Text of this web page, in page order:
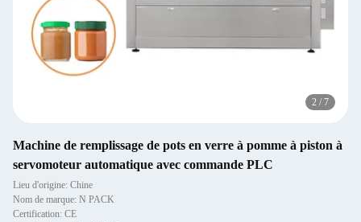
2 / 7
Machine de remplissage de pots en verre à pomme à piston à
servomoteur automatique avec commande PLC
Lieu d'origine: Chine
Nom de marque: N PACK
Certification: CE